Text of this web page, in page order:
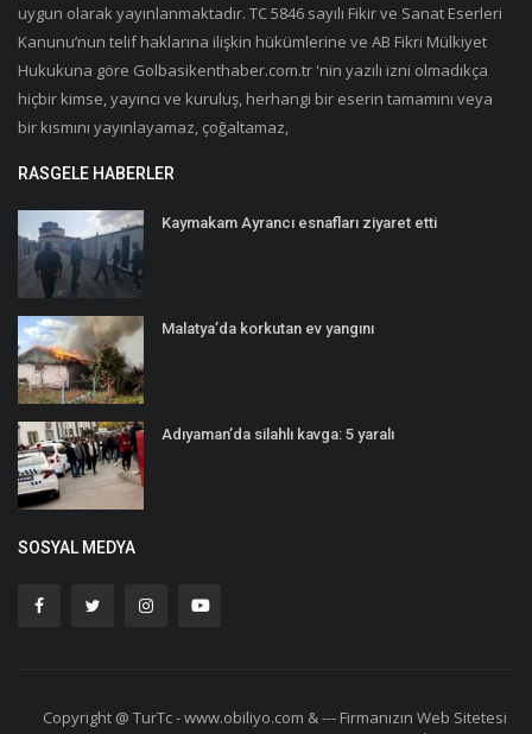
uygun olarak yayınlanmaktadır. TC 5846 sayılı Fikir ve Sanat Eserleri
Kanunu’nun telif haklarına ilişkin hükümlerine ve AB Fikri Mülkiyet
Hukukuna göre Golbasikenthaber.com.tr 'nin yazılı izni olmadıkça
hiçbir kimse, yayıncı ve kuruluş, herhangi bir eserin tamamını veya
bir kısmını yayınlayamaz, çoğaltamaz,
RASGELE HABERLER
Kaymakam Ayrancı esnafları ziyaret etti
Malatya’da korkutan ev yangını
Adıyaman’da silahlı kavga: 5 yaralı
SOSYAL MEDYA
Copyright @ TurTc - www.obiliyo.com & --- Firmanızın Web Sitetesi